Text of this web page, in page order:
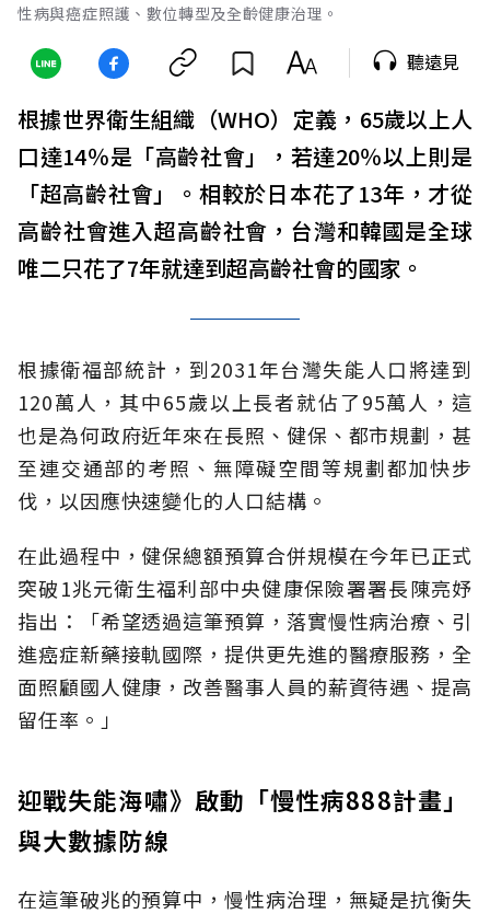
性病與癌症照護、數位轉型及全齡健康治理。
聽遠見
根據世界衛生組織（WHO）定義，65歲以上人
口達14％是「高齡社會」，若達20％以上則是
「超高齡社會」。相較於日本花了13年，才從
高齡社會進入超高齡社會，台灣和韓國是全球
唯二只花了7年就達到超高齡社會的國家。
根據衛福部統計，到2031年台灣失能人口將達到
120萬人，其中65歲以上長者就佔了95萬人，這
也是為何政府近年來在長照、健保、都市規劃，甚
至連交通部的考照、無障礙空間等規劃都加快步
伐，以因應快速變化的人口結構。
在此過程中，健保總額預算合併規模在今年已正式
突破1兆元衛生福利部中央健康保險署署長陳亮妤
指出：「希望透過這筆預算，落實慢性病治療、引
進癌症新藥接軌國際，提供更先進的醫療服務，全
面照顧國人健康，改善醫事人員的薪資待遇、提高
留任率。」
迎戰失能海嘯》啟動「慢性病888計畫」
與大數據防線
在這筆破兆的預算中，慢性病治理，無疑是抗衡失